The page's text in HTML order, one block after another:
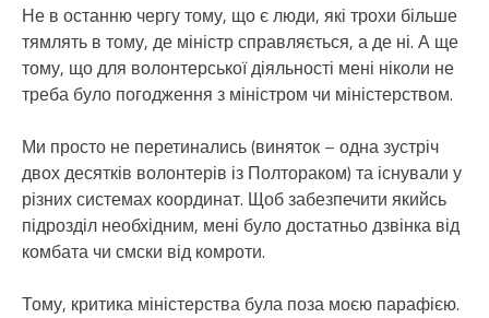
Не в останню чергу тому, що є люди, які трохи більше
тямлять в тому, де міністр справляється, а де ні. А ще
тому, що для волонтерської діяльності мені ніколи не
треба було погодження з міністром чи міністерством.
Ми просто не перетинались (виняток – одна зустріч
двох десятків волонтерів із Полтораком) та існували у
різних системах координат. Щоб забезпечити якийсь
підрозділ необхідним, мені було достатньо дзвінка від
комбата чи смски від комроти.
Тому, критика міністерства була поза моєю парафією.